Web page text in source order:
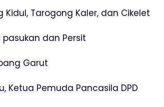
Tarogong Kaler, dan Cikelet
pasukan dan Persit
Garut
Pemuda Pancasila DPD